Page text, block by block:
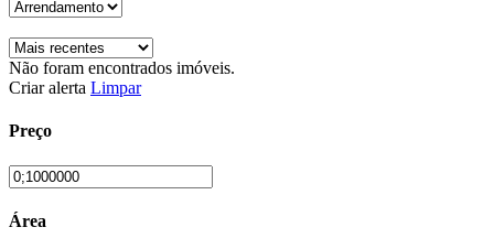
Não foram encontrados imóveis.
Criar alerta Limpar
Preço
Área